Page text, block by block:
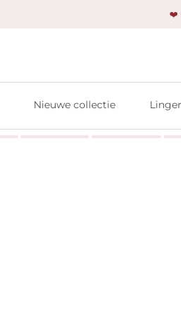
❤️
Nieuwe collectie